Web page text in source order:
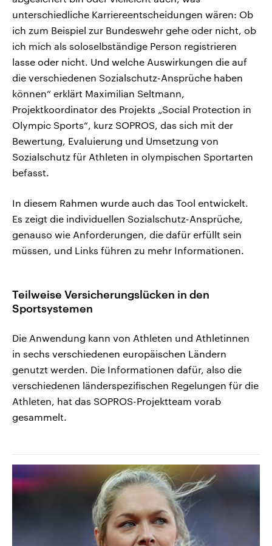
unterschiedliche Karriereentscheidungen wären: Ob
ich zum Beispiel zur Bundeswehr gehe oder nicht, ob
ich mich als soloselbständige Person registrieren
lasse oder nicht. Und welche Auswirkungen die auf
die verschiedenen Sozialschutz-Ansprüche haben
können“ erklärt Maximilian Seltmann,
Projektkoordinator des Projekts „Social Protection in
Olympic Sports“, kurz SOPROS, das sich mit der
Bewertung, Evaluierung und Umsetzung von
Sozialschutz für Athleten in olympischen Sportarten
befasst.
In diesem Rahmen wurde auch das Tool entwickelt.
Es zeigt die individuellen Sozialschutz-Ansprüche,
genauso wie Anforderungen, die dafür erfüllt sein
müssen, und Links führen zu mehr Informationen.
Teilweise Versicherungslücken in den
Sportsystemen
Die Anwendung kann von Athleten und Athletinnen
in sechs verschiedenen europäischen Ländern
genutzt werden. Die Informationen dafür, also die
verschiedenen länderspezifischen Regelungen für die
Athleten, hat das SOPROS-Projektteam vorab
gesammelt.